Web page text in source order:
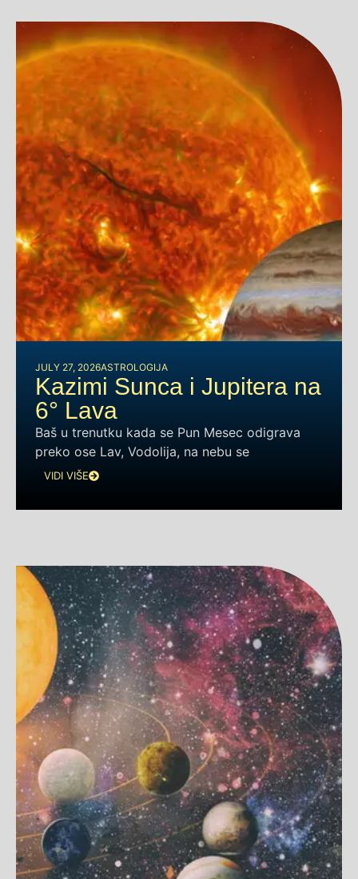
JULY 27, 2026ASTROLOGIJA
Kazimi Sunca i Jupitera na
6° Lava
Baš u trenutku kada se Pun Mesec odigrava
preko ose Lav, Vodolija, na nebu se
VIDI VIŠE